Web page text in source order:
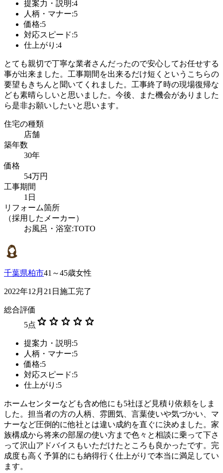
提案力・説明:4
人柄・マナー:5
価格:5
対応スピード:5
仕上がり:4
とても親切で丁寧な業者さんだったので安心してお任せする
事が出来ました。工事期間を出来るだけ短くというこちらの
要望もきちんと聞いてくれました。工事終了時の現場復帰な
ども素晴らしいと思いました。今後、また機会がありました
ら是非お願いしたいと思います。
住宅の種類
店舗
築年数
30年
価格
54万円
工事期間
1日
リフォーム箇所
（採用したメーカー）
お風呂・浴室:TOTO
千葉県柏市41～45歳女性
2022年12月21日施工完了
総合評価
5点 star star star star star
提案力・説明:5
人柄・マナー:5
価格:5
対応スピード:5
仕上がり:5
ホームセンターなども含め他にも5社ほど見積り依頼をしま
した。担当者の方の人柄、雰囲気、言葉使いや気づかい、マ
ナーなど圧倒的に他社とは違い成約を直ぐに決めました。家
族構成から将来の部屋の使い方まで色々と相談に乗って下さ
って沢山アドバイスもいただけたところも良かったです。完
成度も高く予算的にも納得行く仕上がりで本当に満足してい
ます。